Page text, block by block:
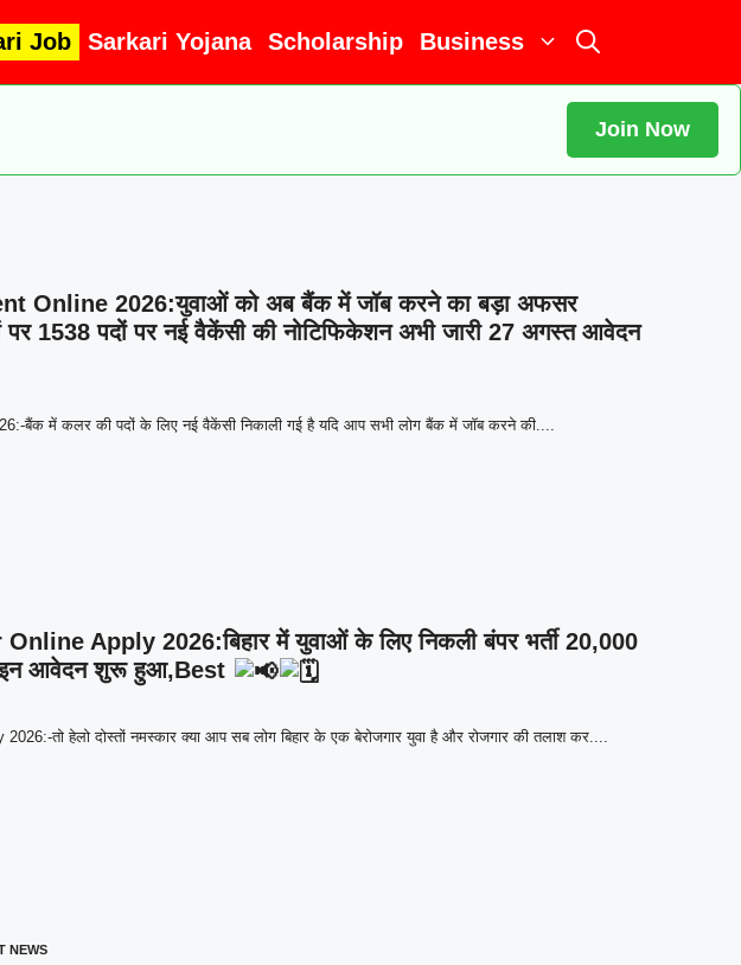
Job Sarkari Yojana Scholarship Business
Join Now
Online 2026:युवाओं को अब बैंक में जॉब करने का बड़ा अफसर
1538 पदों पर नई वैकेंसी की नोटिफिकेशन अभी जारी 27 अगस्त आवेदन
बैंक में कलर की पदों के लिए नई वैकेंसी निकाली गई है यदि आप सभी लोग बैंक में जॉब करने की....
Apply 2026:बिहार में युवाओं के लिए निकली बंपर भर्ती 20,000
आवेदन शुरू हुआ,Best
तो हेलो दोस्तों नमस्कार क्या आप सब लोग बिहार के एक बेरोजगार युवा है और रोजगार की तलाश कर....
NEWS